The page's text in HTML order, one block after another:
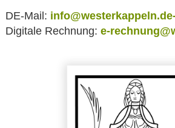
DE-Mail:
Digitale Rechnung: e-